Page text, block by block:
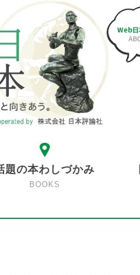
題の本わしづかみ
BOOKS